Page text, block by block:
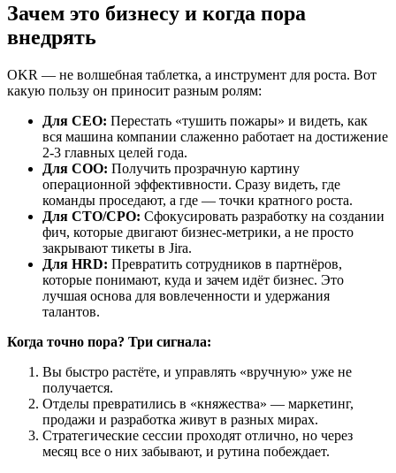
Зачем это бизнесу и когда пора
внедрять
OKR — не волшебная таблетка, а инструмент для роста. Вот
какую пользу он приносит разным ролям:
Для CEO: Перестать «тушить пожары» и видеть, как
вся машина компании слаженно работает на достижение
2-3 главных целей года.
Для COO: Получить прозрачную картину
операционной эффективности. Сразу видеть, где
команды проседают, а где — точки кратного роста.
Для CTO/CPO: Сфокусировать разработку на создании
фич, которые двигают бизнес-метрики, а не просто
закрывают тикеты в Jira.
Для HRD: Превратить сотрудников в партнёров,
которые понимают, куда и зачем идёт бизнес. Это
лучшая основа для вовлеченности и удержания
талантов.
Когда точно пора? Три сигнала:
Вы быстро растёте, и управлять «вручную» уже не
получается.
Отделы превратились в «княжества» — маркетинг,
продажи и разработка живут в разных мирах.
Стратегические сессии проходят отлично, но через
месяц все о них забывают, и рутина побеждает.